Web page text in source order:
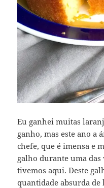
Eu ganhei muitas
ganho, mas este ano a
chefe, que é imensa e
galho durante uma das
tivemos aqui. Deste
quantidade absurda de